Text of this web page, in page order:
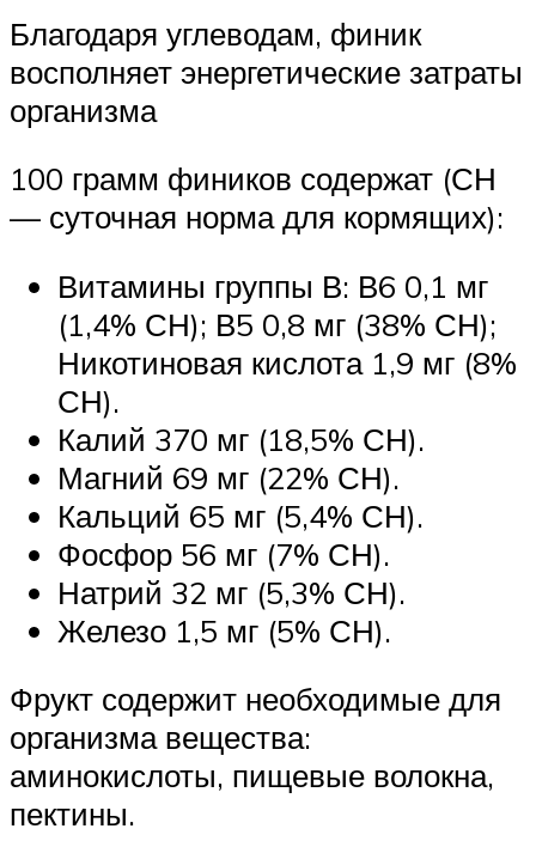
Благодаря углеводам, финик
восполняет энергетические затраты
организма
100 грамм фиников содержат (СН
— суточная норма для кормящих):
Витамины группы В: В6 0,1 мг
(1,4% СН); В5 0,8 мг (38% СН);
Никотиновая кислота 1,9 мг (8%
СН).
Калий 370 мг (18,5% СН).
Магний 69 мг (22% СН).
Кальций 65 мг (5,4% СН).
Фосфор 56 мг (7% СН).
Натрий 32 мг (5,3% СН).
Железо 1,5 мг (5% СН).
Фрукт содержит необходимые для
организма вещества:
аминокислоты, пищевые волокна,
пектины.